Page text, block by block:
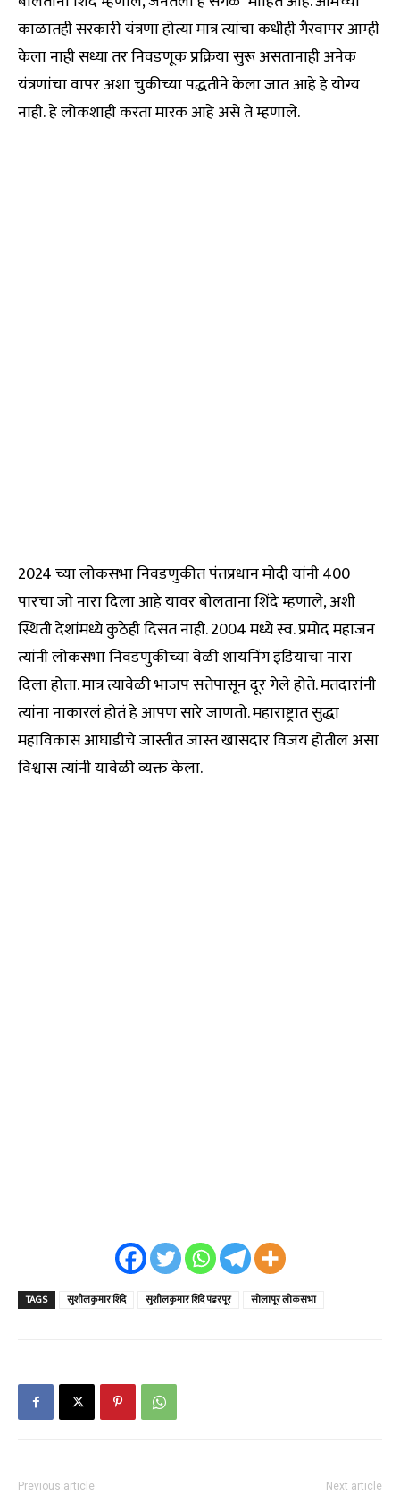
काळातही सरकारी यंत्रणा होत्या मात्र त्यांचा कधीही गैरवापर आम्ही
केला नाही सध्या तर निवडणूक प्रक्रिया सुरू असतानाही अनेक
यंत्रणांचा वापर अशा चुकीच्या पद्धतीने केला जात आहे हे योग्य
नाही. हे लोकशाही करता मारक आहे असे ते म्हणाले.
2024 च्या लोकसभा निवडणुकीत पंतप्रधान मोदी यांनी 400
पारचा जो नारा दिला आहे यावर बोलताना शिंदे म्हणाले, अशी
स्थिती देशांमध्ये कुठेही दिसत नाही. 2004 मध्ये स्व. प्रमोद महाजन
त्यांनी लोकसभा निवडणुकीच्या वेळी शायनिंग इंडियाचा नारा
दिला होता. मात्र त्यावेळी भाजप सत्तेपासून दूर गेले होते. मतदारांनी
त्यांना नाकारलं होतं हे आपण सारे जाणतो. महाराष्ट्रात सुद्धा
महाविकास आघाडीचे जास्तीत जास्त खासदार विजय होतील असा
विश्वास त्यांनी यावेळी व्यक्त केला.
TAGS सुशीलकुमार शिंदे सुशीलकुमार शिंदे पंढरपूर सोलापूर लोकसभा
Previous article Next article